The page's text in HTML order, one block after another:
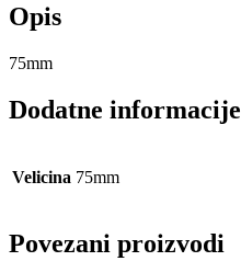
Opis
75mm
Dodatne informacije
Velicina 75mm
Povezani proizvodi